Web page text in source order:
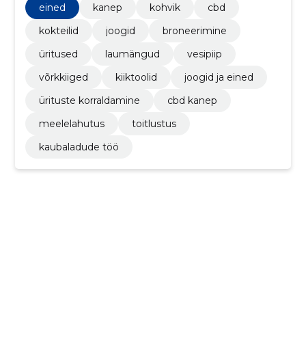
eined
kanep kohvik
cbd
kokteilid
joogid
broneerimine
üritused
laumängud
vesipiip
võrkkiiged
kiiktoolid
joogid ja eined
ürituste korraldamine
cbd kanep
meelelahutus
toitlustus
kaubaladude töö